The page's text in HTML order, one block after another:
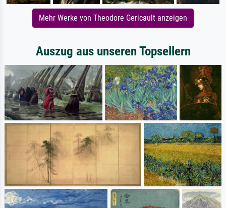
Mehr Werke von Theodore Gericault anzeigen
Auszug aus unseren Topsellern